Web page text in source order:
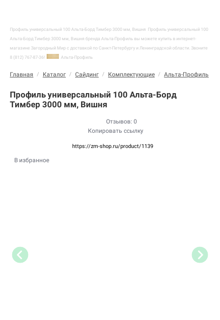
Профиль универсальный 100 Альта-Борд Тимбер 3000 мм, Вишня
Профиль универсальный 100
Альта-Борд Тимбер 3000 мм, Вишня бренда Альта-Профиль вы можете купить в интернет-
магазине Загородный Мир с доставкой по Санкт-Петербургу и Ленинградской области. Звоните
8 (812) 767-87-36!
Альта-Профиль
Главная / Каталог / Сайдинг / Комплектующие / Альта-Профиль
Профиль универсальный 100 Альта-Борд
Тимбер 3000 мм, Вишня
Отзывов: 0
Копировать ссылку
https://zm-shop.ru/product/1139
В избранное